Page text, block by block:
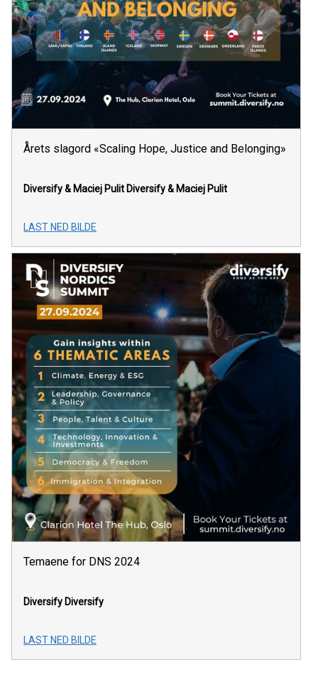
Årets slagord «Scaling Hope, Justice and Belonging»
Diversify & Maciej PulitDiversify & Maciej Pulit
LAST NED BILDE
Temaene for DNS 2024
DiversifyDiversify
LAST NED BILDE